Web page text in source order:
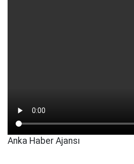
Anka Haber Ajansı